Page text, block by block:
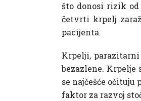
što donosi rizik od
četvrti krpelj
pacijenta.
Krpelji,
bezazlene.
se najčešće
faktor za razvoj